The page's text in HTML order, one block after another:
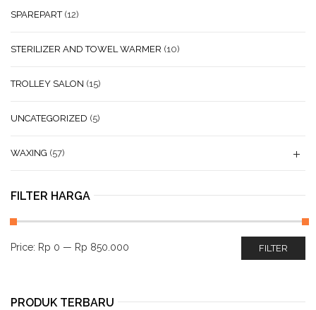
SPAREPART (12)
STERILIZER AND TOWEL WARMER (10)
TROLLEY SALON (15)
UNCATEGORIZED (5)
WAXING (57)
FILTER HARGA
FILTER
Price: Rp 0 — Rp 850.000
PRODUK TERBARU